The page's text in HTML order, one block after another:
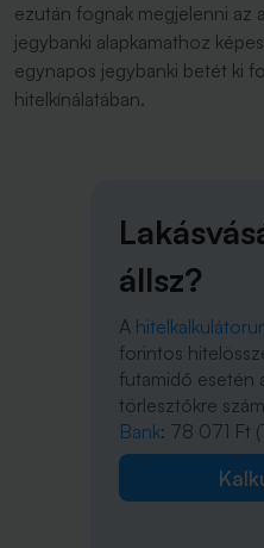
ezután fognak megjelenni az
jegybanki alapkamathoz
egynapos jegybanki betét ki
hitelkínálatában.
állsz?
A
forintos
futamidő esetén
törlesztőkre
Bank: 78 071 Ft